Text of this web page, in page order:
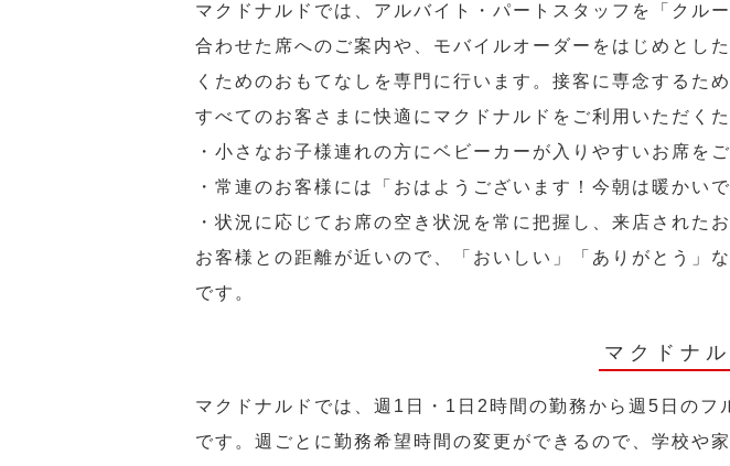
マクドナルドでは、アルバイト・パートスタッフを「クル
合わせた席へのご案内や、モバイルオーダーをはじめとし
くためのおもてなしを専門に行います。接客に専念するた
すべてのお客さまに快適にマクドナルドをご利用いただく
・小さなお子様連れの方にベビーカーが入りやすいお席を
・常連のお客様には「おはようございます！今朝は暖かい
・状況に応じてお席の空き状況を常に把握し、来店された
お客様との距離が近いので、「おいしい」「ありがとう」
です。
マクドナ
マクドナルドでは、週1日・1日2時間の勤務から週5日の
です。週ごとに勤務希望時間の変更ができるので、学校や